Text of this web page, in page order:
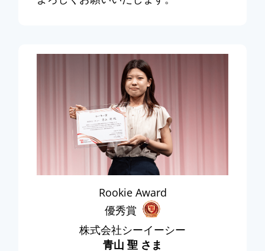
Rookie Award
優秀賞
株式会社シーイーシー
青山 聖 さま